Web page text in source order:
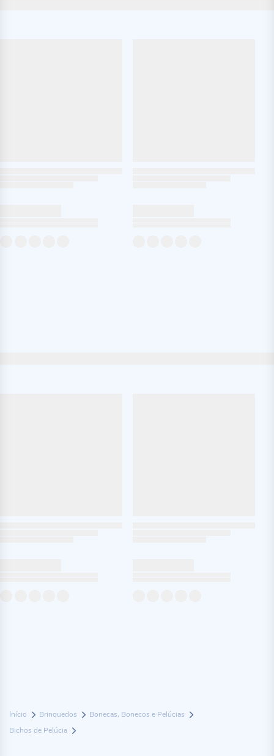
Início Brinquedos
Bonecas, Bonecos e Pelúcias
Bichos de Pelúcia